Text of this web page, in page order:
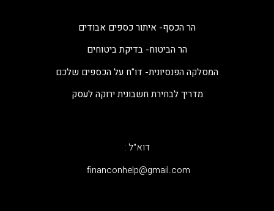
הר הכסף- איתור כספים אבודים
הר הביטוח- בדיקת ביטוחים
המסלקה הפנסיונית- דו"ח על הכספים שלכם
מדריך לבחירת חשבונית ירוקה לעסק
דוא"ל :
‫financonhelp@gmail.com‬